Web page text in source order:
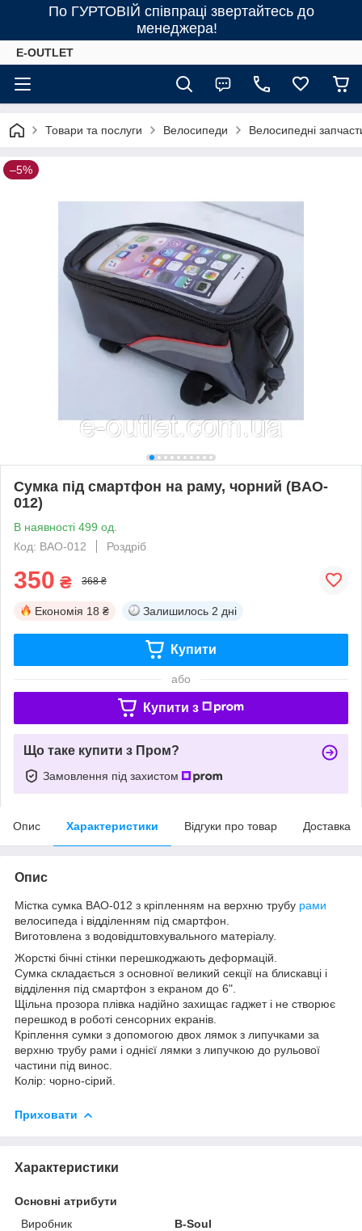
По ГУРТОВІЙ співпраці звертайтесь до
менеджера!
E-OUTLET
Товари та послуги Велосипеди Велосипедні
–5%
Сумка під смартфон на раму, чорний (BAO-
012)
В наявності 499 од.
Код: BAO-012
Роздріб
350 ₴ 368 ₴
Економія 18 ₴ Залишилось 2 дні
Купити
або
Купити з
Що таке купити з Пром?
Замовлення під захистом
Опис Характеристики Відгуки про товар Доставка
Опис
Містка сумка BAO-012 з кріпленням на верхню трубу рами
велосипеда і відділенням під смартфон.
Виготовлена з водовідштовхувального матеріалу.
Жорсткі бічні стінки перешкоджають деформацій.
Сумка складається з основної великий секції на блискавці і
відділення під смартфон з екраном до 6".
Щільна прозора плівка надійно захищає гаджет і не створює
перешкод в роботі сенсорних екранів.
Кріплення сумки з допомогою двох лямок з липучками за
верхню трубу рами і однієї лямки з липучкою до рульової
частини під винос.
Колір: чорно-сірий.
Приховати
Характеристики
Основні атрибути
Виробник
B-Soul